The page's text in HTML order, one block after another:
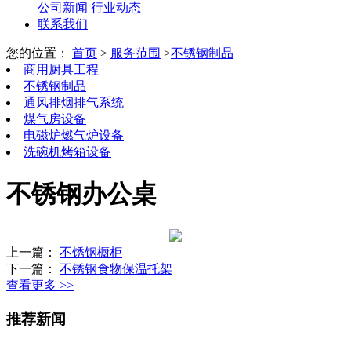
公司新闻 行业动态
联系我们
您的位置： 首页 > 服务范围 >不锈钢制品
商用厨具工程
不锈钢制品
通风排烟排气系统
煤气房设备
电磁炉燃气炉设备
洗碗机烤箱设备
不锈钢办公桌
上一篇： 不锈钢橱柜
下一篇： 不锈钢食物保温托架
查看更多 >>
推荐新闻